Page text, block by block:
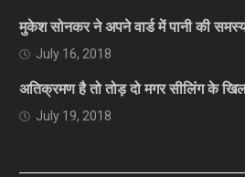
मुकेश सोनकर ने अपने वार्ड में पानी की
July 16, 2018
अतिक्रमण है तो तोड़ दो मगर सीलिंग के
July 19, 2018